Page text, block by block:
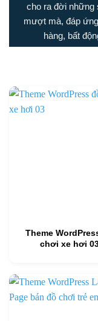
cho ra đời những
mượt mà, đáp
hàng, bất
Theme
chơi xe hơi